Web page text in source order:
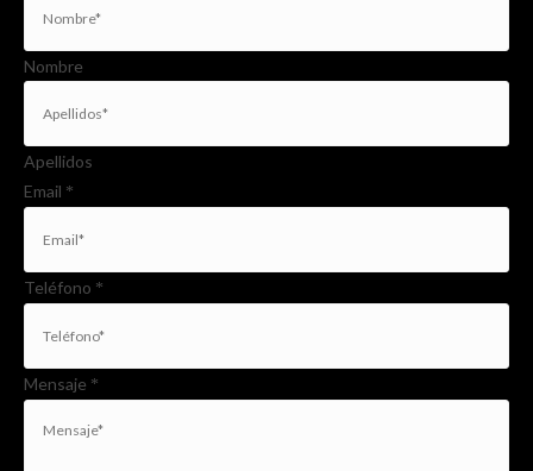
Nombre
Apellidos
Email *
Teléfono *
Mensaje *